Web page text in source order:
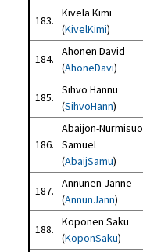
183.
Kivelä Kimi
(KivelKimi)
184.
Ahonen David
(AhoneDavi)
185.
Sihvo Hannu
(SihvoHann)
186.
Abaijon-Nurmisuo
Samuel
(AbaijSamu)
187.
Annunen Janne
(AnnunJann)
188.
Koponen Saku
(KoponSaku)